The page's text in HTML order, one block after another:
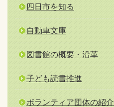
四日市を知る
自動車文庫
図書館の概要・沿革
子ども読書推進
ボランティア団体の紹介